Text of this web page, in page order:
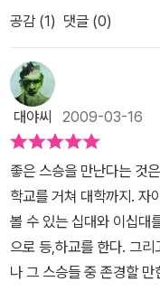
장실 가는것, 몸 씻는 것,
신을 만나려는 사람들의
유쾌하게 평화롭게 죽음
껴진다고 말하기보다 오
따뜻하고 지혜로운 여유로
받은 제자인 미치, 두사람
제자이면서도 부자인듯한.
었지만 부끄러워하지 않
모습으로인생의 마지막
교수의 결정이 현명했다고
상처받을까봐진정 솔직해
치게 솔직하고 멋대로여
러지도 저러지도 못하는언
진짜 스승이었네.학생은
서슴없이 나도 선생님을
이천Morrie says>접기-
정하라- 과거를 부인하거
신과 타인을 용서하는 법
다고 생각하지 말아라-
리 떠나지 마라. 하지만
장인생은 밀고 당김의 연
공감 (1) 댓글 (0)
대야씨 2009-03-16
좋은 스승을 만난다는 것
학교를 거쳐 대학까지. 자
볼 수 있는 십대와 이십대
으로 등,하교를 한다. 그
나 그 스승들 중 존경할